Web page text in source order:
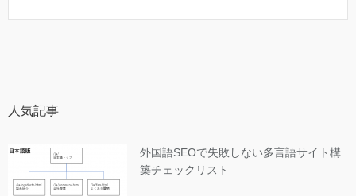
人気記事
外国語SEOで失敗しない多言語サイト構
築チェックリスト